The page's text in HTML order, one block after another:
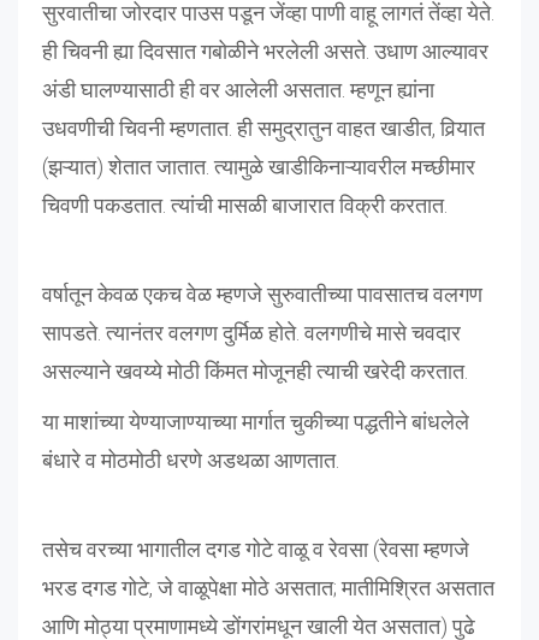
सुरवातीचा जोरदार पाउस पडून जेंव्हा पाणी वाहू लागतं तेंव्हा येते.
ही चिवनी ह्या दिवसात गबोळीने भरलेली असते. उधाण आल्यावर
अंडी घालण्यासाठी ही वर आलेली असतात. म्हणून ह्यांना
उधवणीची चिवनी म्हणतात. ही समुद्रातुन वाहत खाडीत, विर्‍यात
(झऱ्यात) शेतात जातात. त्यामुळे खाडीकिनाऱ्यावरील मच्छीमार
चिवणी पकडतात. त्यांची मासळी बाजारात विक्री करतात.
वर्षातून केवळ एकच वेळ म्हणजे सुरुवातीच्या पावसातच वलगण
सापडते. त्यानंतर वलगण दुर्मिळ होते. वलगणीचे मासे चवदार
असल्याने खवय्ये मोठी किंमत मोजूनही त्याची खरेदी करतात.
या माशांच्या येण्याजाण्याच्या मार्गात चुकीच्या पद्धतीने बांधलेले
बंधारे व मोठमोठी धरणे अडथळा आणतात.
तसेच वरच्या भागातील दगड गोटे वाळू व रेवसा (रेवसा म्हणजे
भरड दगड गोटे, जे वाळूपेक्षा मोठे असतात; मातीमिश्रित असतात
आणि मोठ्या प्रमाणामध्ये डोंगरांमधून खाली येत असतात) पुढे